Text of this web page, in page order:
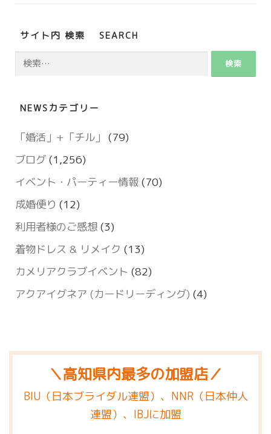
サイト内 検索 SEARCH
検
NEWSカテゴリー
「婚活」+「チル」 (79)
ブログ (1,256)
イベント・パーティー情報 (70)
成婚便り (12)
利用者様のご感想 (3)
着物ドレス & リメイク (13)
カメリアクラブイベント (82)
アクアイグネア (カードリーディング) (4)
＼高知県内最多の加盟店／
BIU（日本ブライダル連盟）、NNR（日本仲人
連盟）、IBJに加盟